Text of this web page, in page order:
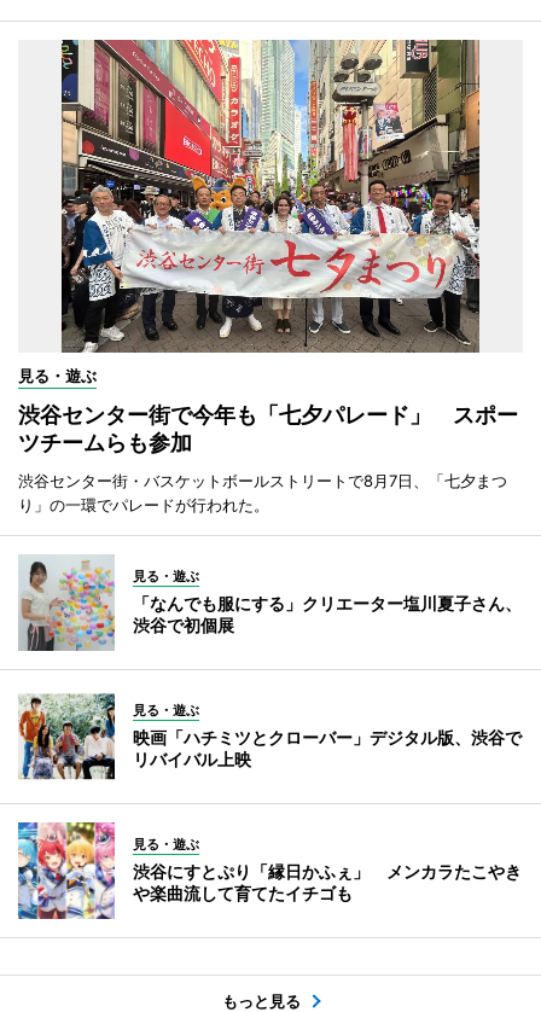
見る・遊ぶ
渋谷センター街で今年も「七夕パレード」 スポー
ツチームらも参加
渋谷センター街・バスケットボールストリートで8月7日、「七夕まつ
り」の一環でパレードが行われた。
見る・遊ぶ
「なんでも服にする」クリエーター塩川夏子さん、
渋谷で初個展
見る・遊ぶ
映画「ハチミツとクローバー」デジタル版、渋谷で
リバイバル上映
見る・遊ぶ
渋谷にすとぷり「縁日かふぇ」 メンカラたこやき
や楽曲流して育てたイチゴも
もっと見る